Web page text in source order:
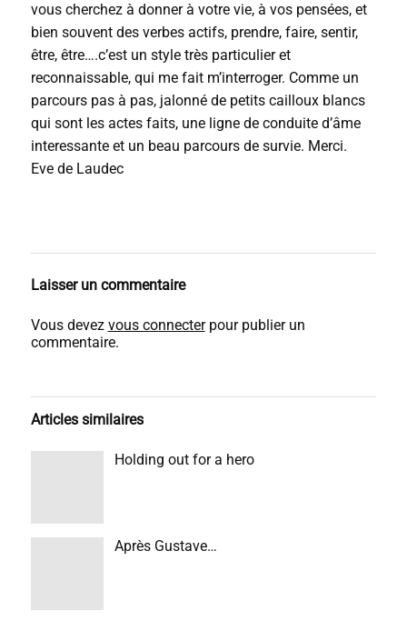
vous cherchez à donner à votre vie, à vos pensées, et
bien souvent des verbes actifs, prendre, faire, sentir,
être, être….c’est un style très particulier et
reconnaissable, qui me fait m’interroger. Comme un
parcours pas à pas, jalonné de petits cailloux blancs
qui sont les actes faits, une ligne de conduite d’âme
interessante et un beau parcours de survie. Merci.
Eve de Laudec
Laisser un commentaire
Vous devez vous connecterpour publier un
commentaire.
Articles similaires
Holding out for a hero
Après Gustave…